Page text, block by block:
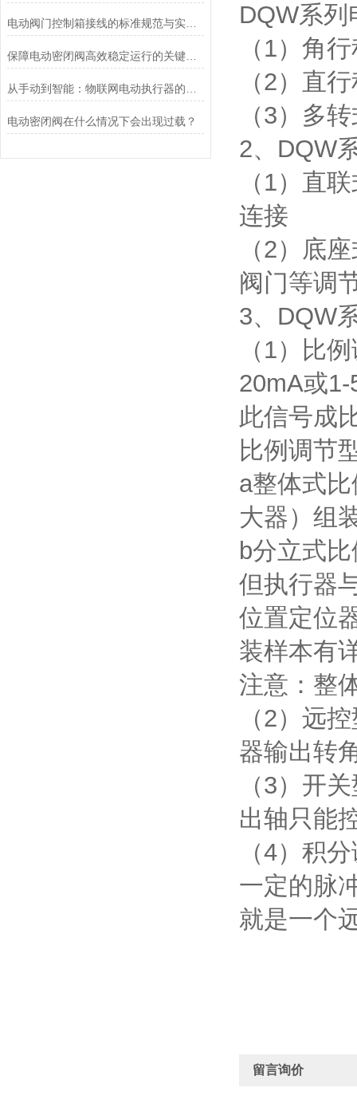
保障电动密闭阀高效稳定运行的关键举措
电动密闭阀在什么情况下会出现过载？
DQW系
（1）角
（2）直
（3）多
2、DQW
（1）直
连接
（2）底
阀门等调
3、DQW
（1）比
20mA或
此信号成
比例调节
a整体式
大器）组
b分立式
但执行器
位置定位
装样本有
注意：整
（2）远
器输出转
（3）开
出轴只能
（4）积
一定的脉
就是一个
留言询价